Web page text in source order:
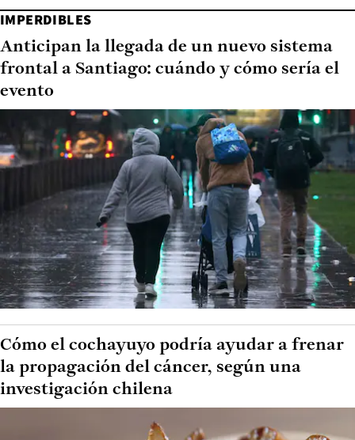
IMPERDIBLES
Anticipan la llegada de un nuevo sistema
frontal a Santiago: cuándo y cómo sería el
evento
Cómo el cochayuyo podría ayudar a frenar
la propagación del cáncer, según una
investigación chilena